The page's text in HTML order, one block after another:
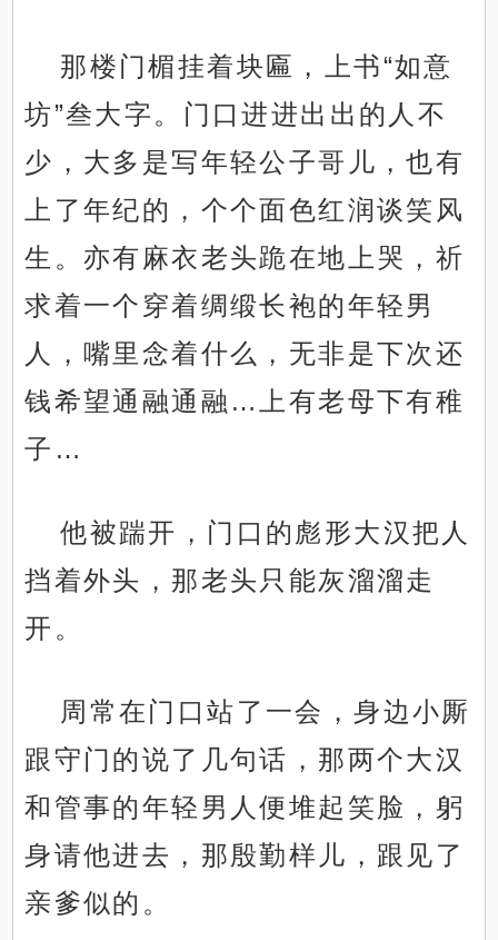
那楼门楣挂着块匾，上书“如意
坊”叁大字。门口进进出出的人不
少，大多是写年轻公子哥儿，也有
上了年纪的，个个面色红润谈笑风
生。亦有麻衣老头跪在地上哭，祈
求着一个穿着绸缎长袍的年轻男
人，嘴里念着什么，无非是下次还
钱希望通融通融…上有老母下有稚
子…
他被踹开，门口的彪形大汉把人
挡着外头，那老头只能灰溜溜走
开。
周常在门口站了一会，身边小厮
跟守门的说了几句话，那两个大汉
和管事的年轻男人便堆起笑脸，躬
身请他进去，那殷勤样儿，跟见了
亲爹似的。